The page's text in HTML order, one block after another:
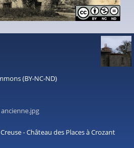
(BY-NC-ND)
ancienne.jpg
- Château des Places à Crozant